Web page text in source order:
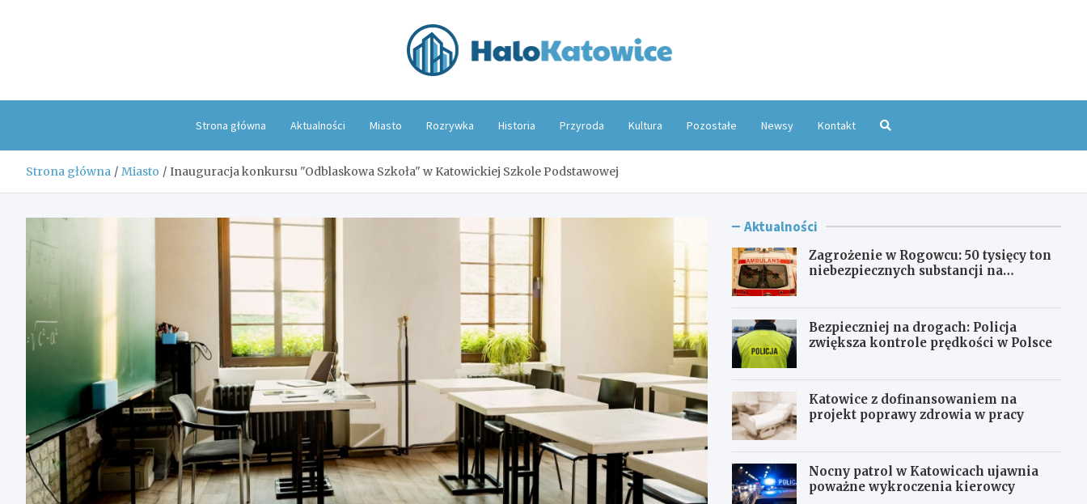
Strona główna Aktualności Miasto Rozrywka Historia Przyroda Kultura Pozostałe Newsy Kontakt
Strona główna Miasto Inauguracja konkursu "Odblaskowa Szkoła" w Katowickiej Szkole Podstawowej
Aktualności
Zagrożenie w Rogowcu: 50 tysięcy ton
niebezpiecznych substancji na
Bezpieczniej na drogach: Policja
zwiększa kontrole prędkości w Polsce
Katowice z dofinansowaniem na
projekt poprawy zdrowia w pracy
Nocny patrol w Katowicach ujawnia
poważne wykroczenia kierowcy